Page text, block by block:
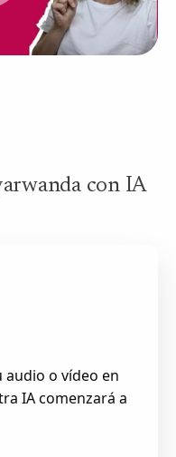
con IA
o vídeo en
IA comenzará a